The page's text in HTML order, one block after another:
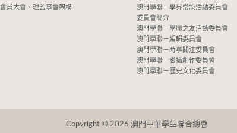
員大會、理監事會架構
澳門學聯－學界常設活動委員會
委員會簡介
澳門學聯－學聯之友活動委員會
澳門學聯－編輯委員會
澳門學聯－時事關注委員會
澳門學聯－影攝創作委員會
澳門學聯－歷史文化委員會
Copyright © 2026 澳門中華學生聯合總會